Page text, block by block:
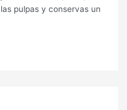
pulpas y conservas un